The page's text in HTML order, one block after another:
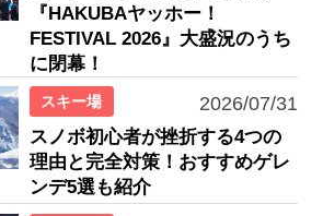
『HAKUBAヤッホー！
FESTIVAL 2026』大盛況のうち
に閉幕！
スキー場 2026/07/31
スノボ初心者が挫折する4つの
理由と完全対策！おすすめゲレ
ンデ5選も紹介